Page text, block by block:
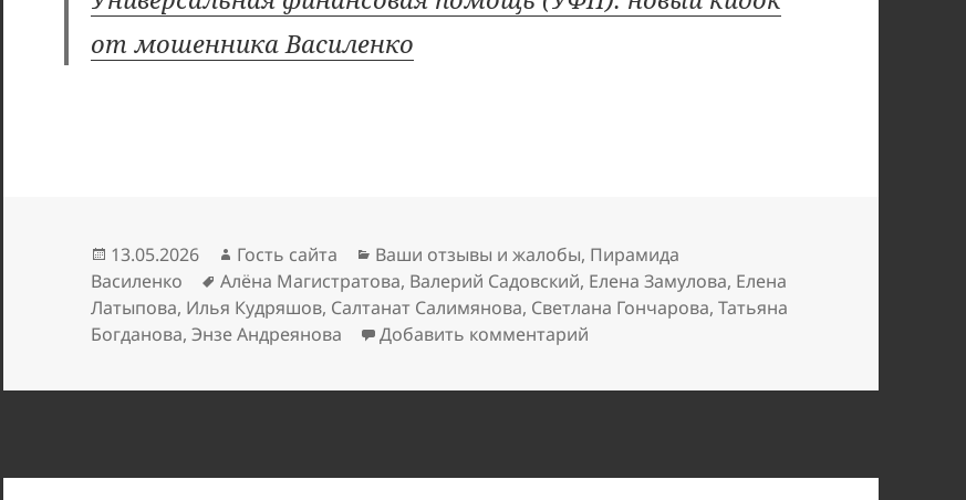
от мошенника Василенко
Опубликовано
13.05.2026 Автор
Гость сайта Рубрики
Ваши отзывы и жалобы, Пирамида
Василенко
Метки
Алёна Магистратова, Валерий Садовский, Елена Замулова, Елена
Латыпова, Илья Кудряшов, Салтанат Салимянова, Светлана Гончарова,Татьяна
Богданова,Энзе Андреянова Добавить комментарий